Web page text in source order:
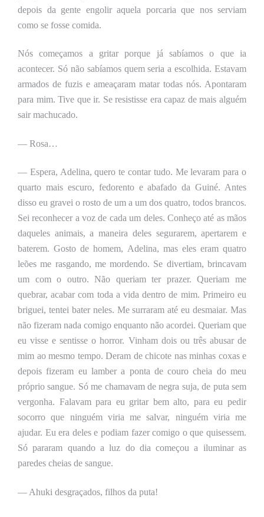
depois da gente engolir aquela porcaria que nos serviam
como se fosse comida.
Nós começamos a gritar porque já sabíamos o que ia
acontecer. Só não sabíamos quem seria a escolhida. Estavam
armados de fuzis e ameaçaram matar todas nós. Apontaram
para mim. Tive que ir. Se resistisse era capaz de mais alguém
sair machucado.
— Rosa…
— Espera, Adelina, quero te contar tudo. Me levaram para o
quarto mais escuro, fedorento e abafado da Guiné. Antes
disso eu gravei o rosto de um a um dos quatro, todos brancos.
Sei reconhecer a voz de cada um deles. Conheço até as mãos
daqueles animais, a maneira deles segurarem, apertarem e
baterem.Gosto de homem, Adelina, mas eles eram quatro
leões me rasgando, me mordendo. Se divertiam, brincavam
um com o outro. Não queriam ter prazer. Queriam me
quebrar, acabar com toda a vida dentro de mim. Primeiro eu
briguei, tentei bater neles. Me surraram até eu desmaiar. Mas
não fizeram nada comigo enquanto não acordei. Queriam que
eu visse e sentisseo horror. Vinham dois ou três abusar de
mim ao mesmo tempo. Deram de chicote nas minhas coxas e
depois fizeram eu lamber a ponta de couro cheia do meu
próprio sangue. Só me chamavam de negra suja, de puta sem
vergonha. Falavam para eu gritar bem alto, para eu pedir
socorro que ninguém viria me salvar, ninguém viria me
ajudar. Eu era deles e podiam fazer comigo o que quisessem.
Só pararam quando a luz do dia começou a iluminar as
paredes cheias de sangue.
— Ahuki desgraçados, filhos da puta!